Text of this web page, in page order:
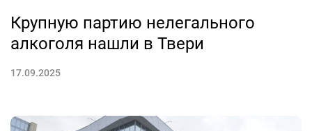
Крупную партию нелегального
алкоголя нашли в Твери
17.09.2025